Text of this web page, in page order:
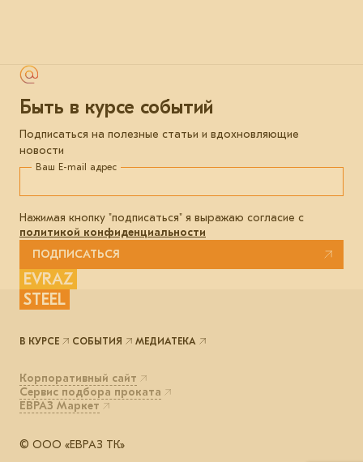
Быть в курсе событий
Подписаться на полезные статьи и вдохновляющие
новости
Ваш E-mail адрес
Нажимая кнопку "подписаться" я выражаю согласие с
политикой конфиденциальности
ПОДПИСАТЬСЯ
EVRAZ
STEEL
© ООО «ЕВРАЗ ТК»
Корпоративный сайт
Сервис подбора проката
ЕВРАЗ Маркет
В КУРСЕ СОБЫТИЯ МЕДИАТЕКА